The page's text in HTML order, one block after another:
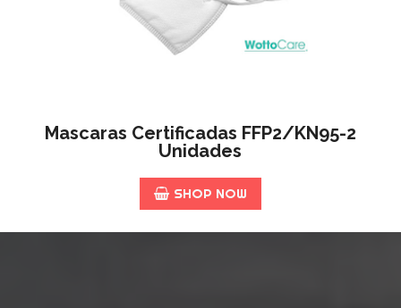
Mascaras Certificadas FFP2/KN95-2
Unidades
SHOP NOW